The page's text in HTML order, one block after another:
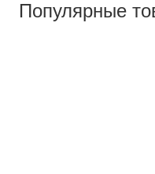
Популярные